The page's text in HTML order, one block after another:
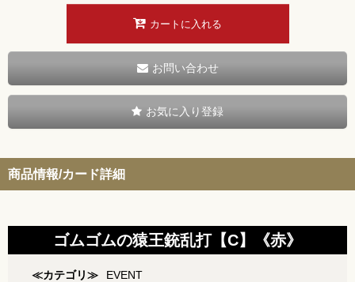
カートに入れる
お問い合わせ
お気に入り登録
商品情報/カード詳細
ゴムゴムの猿王銃乱打【C】《赤》
≪カテゴリ≫
EVENT